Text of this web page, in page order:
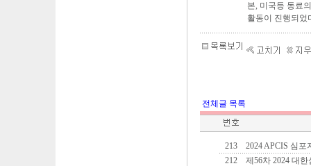
본, 미국등 동료
활동이 진행되었
전체글 목록
213
2024 APCIS 심포
212
제56차 2024 대